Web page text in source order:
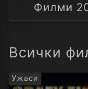
Филми
Всички
Ужаси